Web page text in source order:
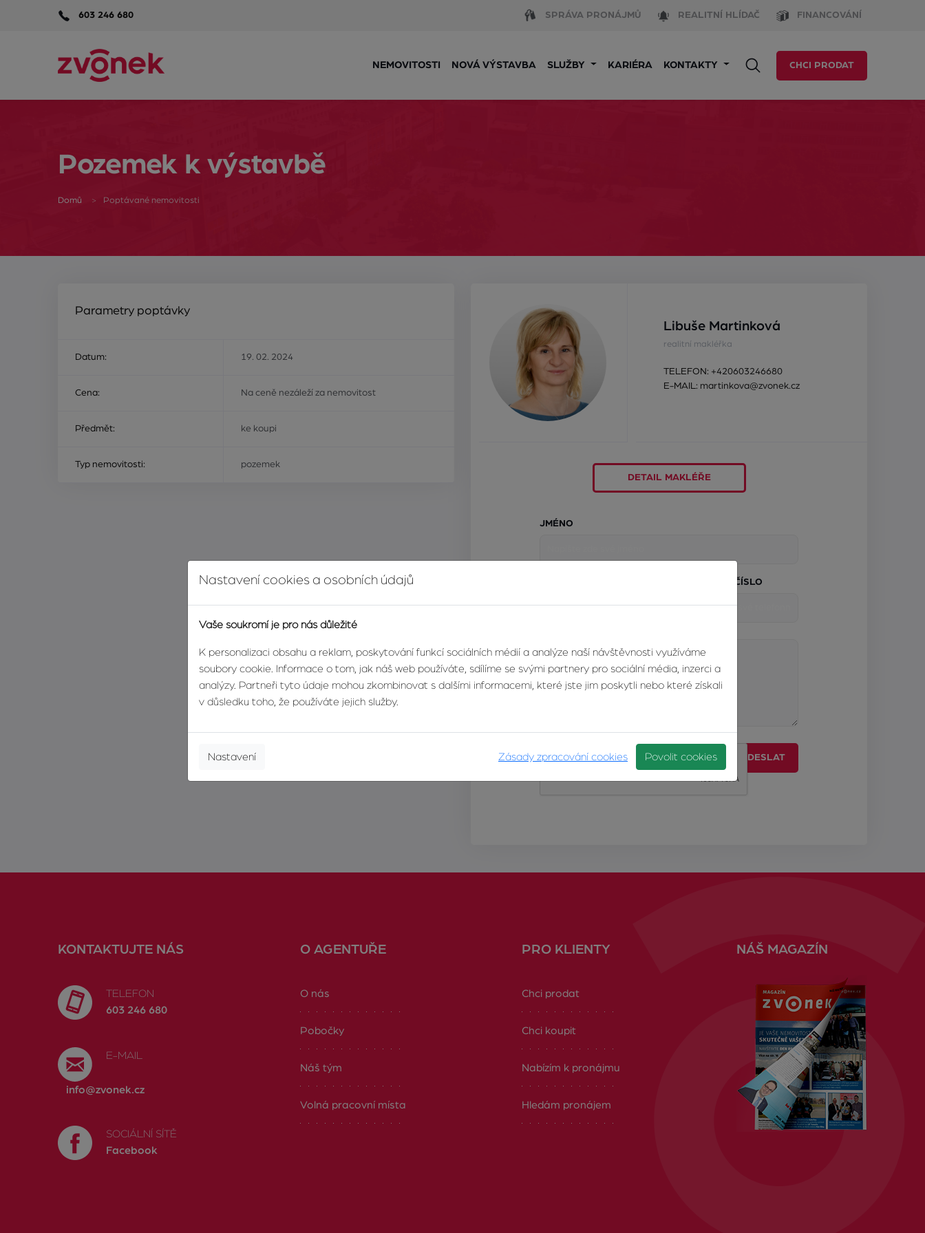
603 246 680 SPRÁVA PRONÁJMŮ REALITNÍ HLÍDAČ FINANCOVÁNÍ
NEMOVITOSTI NOVÁ VÝSTAVBA SLUŽBY KARIÉRA KONTAKTY CHCI PRODAT
Pozemek k výstavbě
Domů Poptávané nemovitosti
Parametry poptávky
Datum: 19. 02. 2024
Cena: Na ceně nezáleží za nemovitost
Předmět: ke koupi
Typ nemovitosti: pozemek
Libuše Martinková
realitní makléřka
TELEFON: +420603246680
E-MAIL: martinkova@zvonek.cz
DETAIL MAKLÉŘE
JMÉNO
TELEFONNÍ ČÍSLO
ODESLAT
KONTAKTUJTE NÁS
TELEFON
603 246 680
E-MAIL
info@zvonek.cz
SOCIÁLNÍ SÍTĚ
Facebook
O AGENTUŘE
O nás
Pobočky
Náš tým
Volná pracovní místa
PRO KLIENTY
Chci prodat
Chci koupit
Nabízím k pronájmu
Hledám pronájem
NÁŠ MAGAZÍN
Nastavení cookies a osobních údajů
Vaše soukromí je pro nás důležité
K personalizaci obsahu a reklam, poskytování funkcí sociálních médií a analýze naší návštěvnosti využíváme
soubory cookie. Informace o tom, jak náš web používáte, sdílíme se svými partnery pro sociální média, inzerci a
analýzy. Partneři tyto údaje mohou zkombinovat s dalšími informacemi, které jste jim poskytli nebo které získali
v důsledku toho, že používáte jejich služby.
Zásady zpracování cookies
Nastavení Povolit cookies